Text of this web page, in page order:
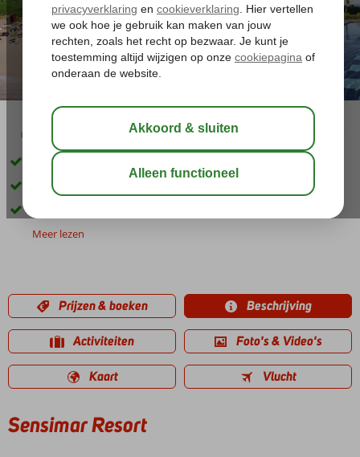
03:45 aug 33°C
Only Adult hotel; min. leeftijd 18 jaar
Diverse restaurants
Meer lezen
Prijzen & boeken Beschrijving
Activiteiten Foto's & Video's
Kaart Vlucht
Sensimar Resort